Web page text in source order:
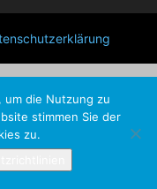
um die Nutzung zu
stimmen Sie der
zu.